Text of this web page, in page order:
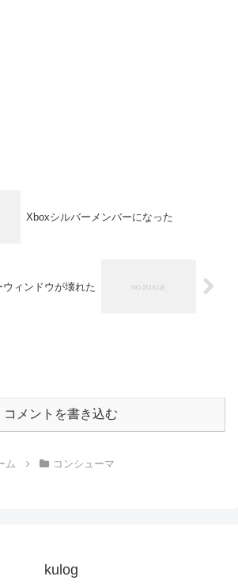
Xboxシルバーメンバーになった
ウィンドウが壊れた
コメントを書き込む
ム コンシューマ
kulog